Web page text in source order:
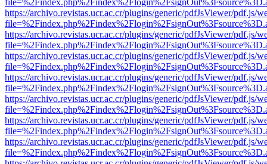
https://archivo.revistas.ucr.ac.cr/plugins/generic/pdfJsViewer/pdf.js/
https://archivo.revistas.ucr.ac.cr/plugins/generic/pdfJsViewer/pdf.js/
https://archivo.revistas.ucr.ac.cr/plugins/generic/pdfJsViewer/pdf.js/
https://archivo.revistas.ucr.ac.cr/plugins/generic/pdfJsViewer/pdf.js/
https://archivo.revistas.ucr.ac.cr/plugins/generic/pdfJsViewer/pdf.js/
https://archivo.revistas.ucr.ac.cr/plugins/generic/pdfJsViewer/pdf.js/
https://archivo.revistas.ucr.ac.cr/plugins/generic/pdfJsViewer/pdf.js/